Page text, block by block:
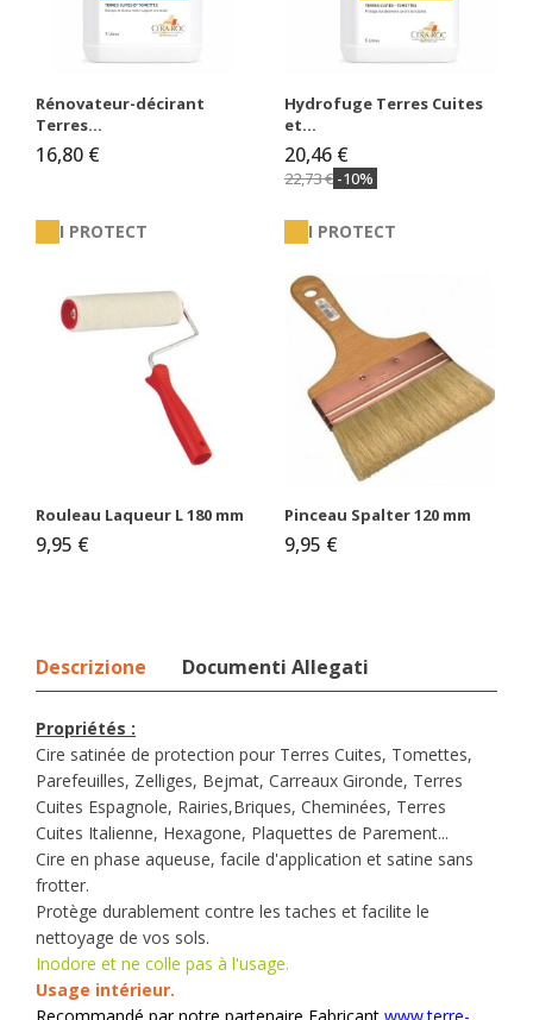
Rénovateur-décirant
Terres...
16,80 €
Hydrofuge Terres Cuites
et...
22,73 € -10%
20,46 €
I PROTECT
Rouleau Laqueur L 180 mm
9,95 €
I PROTECT
Pinceau Spalter 120 mm
9,95 €
Descrizione Documenti Allegati
Propriétés :
Cire satinée de protection pour Terres Cuites, Tomettes,
Parefeuilles, Zelliges, Bejmat, Carreaux Gironde, Terres
Cuites Espagnole, Rairies,Briques, Cheminées, Terres
Cuites Italienne, Hexagone, Plaquettes de Parement...
Cire en phase aqueuse, facile d'application et satine sans
frotter.
Protège durablement contre les taches et facilite le
nettoyage de vos sols.
Inodore et ne colle pas à l'usage.
Usage intérieur.